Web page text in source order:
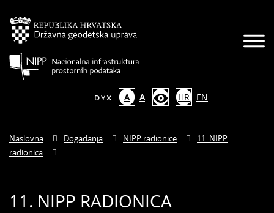
A A HR EN
Naslovna Događanja NIPP radionice
11. NIPP
radionica
11. NIPP RADIONICA